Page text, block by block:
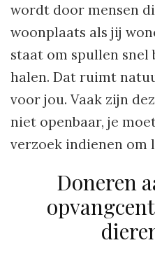
wordt door mensen
woonplaats als jij
staat om spullen snel
halen. Dat ruimt
voor jou. Vaak zijn
niet openbaar, je
verzoek indienen om
Doneren